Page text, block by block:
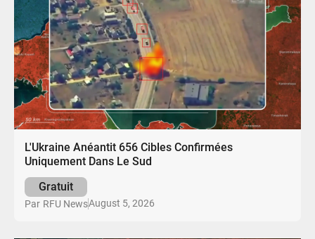
L'Ukraine Anéantit 656 Cibles Confirmées
Uniquement Dans Le Sud
Gratuit
Par RFU NewsAugust 5, 2026